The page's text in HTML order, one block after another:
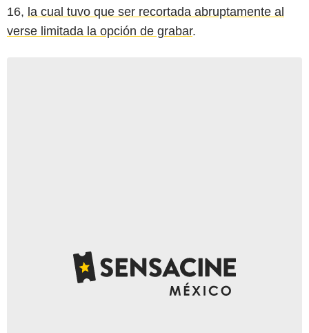
16, la cual tuvo que ser recortada abruptamente al
verse limitada la opción de grabar.